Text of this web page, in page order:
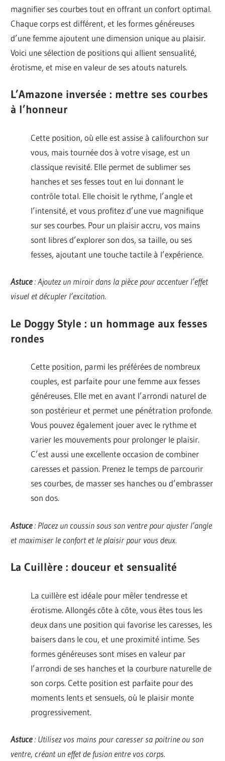
magnifier ses courbes tout en offrant un confort optimal.
Chaque corps est différent, et les formes généreuses
d’une femme ajoutent une dimension unique au plaisir.
Voici une sélection de positions qui allient sensualité,
érotisme, et mise en valeur de ses atouts naturels.
L’Amazone inversée : mettre ses courbes
à l’honneur
Cette position, où elle est assise à califourchon sur
vous, mais tournée dos à votre visage, est un
classique revisité. Elle permet de sublimer ses
hanches et ses fesses tout en lui donnant le
contrôle total. Elle choisit le rythme, l’angle et
l’intensité, et vous profitez d’une vue magnifique
sur ses courbes. Pour un plaisir accru, vos mains
sont libres d’explorer son dos, sa taille, ou ses
fesses, ajoutant une touche tactile à l’expérience.
Astuce: Ajoutez un miroir dans la pièce pour accentuer l’effet
visuel et décupler l’excitation.
Le Doggy Style : un hommage aux fesses
rondes
Cette position, parmi les préférées de nombreux
couples, est parfaite pour une femme aux fesses
généreuses. Elle met en avant l’arrondi naturel de
son postérieur et permet une pénétration profonde.
Vous pouvez également jouer avec le rythme et
varier les mouvements pour prolonger le plaisir.
C’est aussi une excellente occasion de combiner
caresses et passion. Prenez le temps de parcourir
ses courbes, de masser ses hanches ou d’embrasser
son dos.
Astuce: Placez un coussin sous son ventre pour ajuster l’angle
et maximiser le confort et le plaisir pour vous deux.
La Cuillère : douceur et sensualité
La cuillère est idéale pour mêler tendresse et
érotisme. Allongés côte à côte, vous êtes tous les
deux dans une position qui favorise les caresses, les
baisers dans le cou, et une proximité intime. Ses
formes généreuses sont mises en valeur par
l’arrondi de ses hanches et la courbure naturelle de
son corps. Cette position est parfaite pour des
moments lents et sensuels, où le plaisir monte
progressivement.
Astuce: Utilisez vos mains pour caresser sa poitrine ou son
ventre, créant un effet de fusion entre vos corps.